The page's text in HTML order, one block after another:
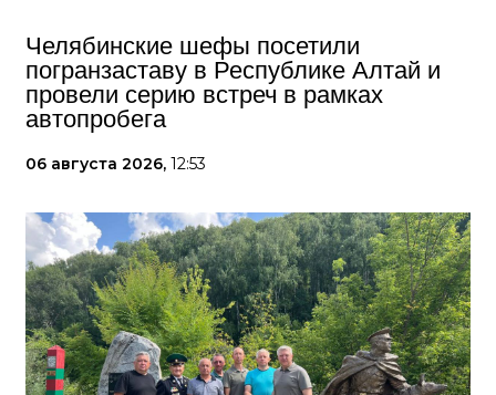
Челябинские шефы посетили
погранзаставу в Республике Алтай и
провели серию встреч в рамках
автопробега
06 августа 2026, 12:53